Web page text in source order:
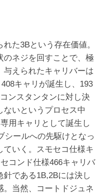
た3Bという存在価値。
のネジを回すことで、極
与えられたキャリバーは
キャリが誕生し、193
ンスタンタンに対し決
ないというプロセス中
用キャリとして誕生し
シールへの先駆けとなっ
いく。スモセコ仕様キ
コンド仕様466キャリバ
である1B,2Bには決し
。当然、コートドジュネ